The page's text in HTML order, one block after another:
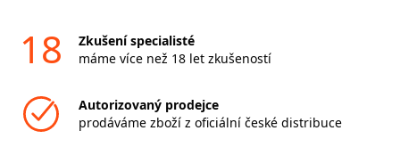
18
Zkušení specialisté
máme více než 18 let zkušeností
Autorizovaný prodejce
prodáváme zboží z oficiální české distribuce